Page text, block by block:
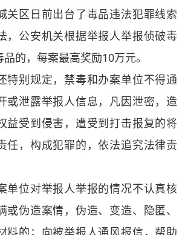
关区日前出台了毒品违法犯罪线索
，公安机关根据举报人举报侦破毒
的，每案最高奖励10万元。
别规定，禁毒和办案单位不得通
或泄露举报人信息，凡因泄密，造
益受到侵害，遭受到打击报复的将
任，构成犯罪的，依法追究法律责
位对举报人举报的情况不认真核
或伪造案情，伪造、变造、隐匿、
料的；向被举报人通风报信，帮助